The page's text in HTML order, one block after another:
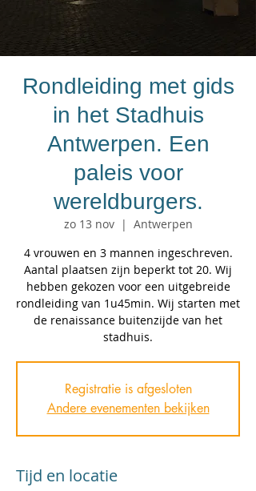
Rondleiding met gids
in het Stadhuis
Antwerpen. Een
paleis voor
wereldburgers.
zo 13 nov
  |
Antwerpen
4 vrouwen en 3 mannen ingeschreven.
Aantal plaatsen zijn beperkt tot 20. Wij
hebben gekozen voor een uitgebreide
rondleiding van 1u45min. Wij starten met
de renaissance buitenzijde van het
stadhuis.
Registratie is afgesloten
Andere evenementen bekijken
Tijd en locatie